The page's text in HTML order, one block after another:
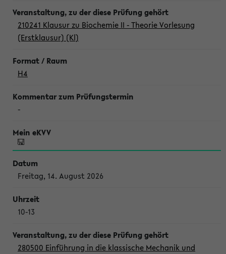
210241 Klausur zu Biochemie II - Theorie Vorlesung
(Erstklausur) (Kl)
H4
-
Freitag, 14. August 2026
10-13
280500 Einführung in die klassische Mechanik und